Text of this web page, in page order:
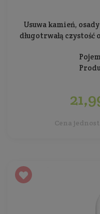
Usuwa kamień,
długotrwałą czystość
Cena